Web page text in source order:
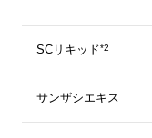
SCリキッド*2
サンザシエキス